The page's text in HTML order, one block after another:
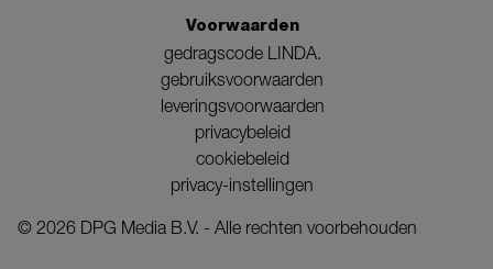
Voorwaarden
gedragscode LINDA.
gebruiksvoorwaarden
leveringsvoorwaarden
privacybeleid
cookiebeleid
privacy-instellingen
© 2026 DPG Media B.V. - Alle rechten voorbehouden